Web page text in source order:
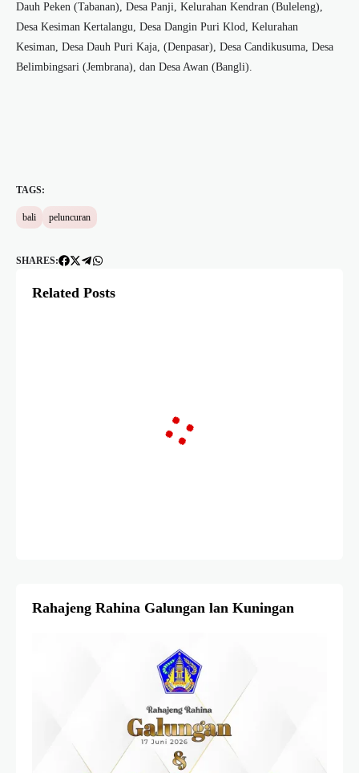
Dauh Peken (Tabanan), Desa Panji, Kelurahan Kendran (Buleleng),
Desa Kesiman Kertalangu, ⁠Desa Dangin Puri Klod, Kelurahan
Kesiman, ⁠Desa Dauh Puri Kaja, (Denpasar), Desa Candikusuma, Desa
Belimbingsari (Jembrana), dan Desa Awan (Bangli).
TAGS:
bali peluncuran
SHARES:
Related Posts
Rahajeng Rahina Galungan lan Kuningan